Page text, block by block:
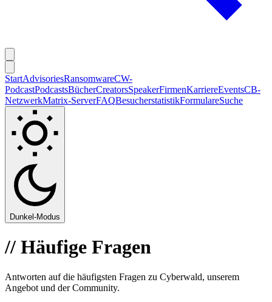
StartAdvisoriesRansomwareCW-
PodcastPodcastsBücherCreatorsSpeakerFirmenKarriereEventsCB-
NetzwerkMatrix-ServerFAQBesucherstatistikFormulareSuche
Dunkel-Modus
// Häufige Fragen
Antworten auf die häufigsten Fragen zu Cyberwald, unserem
Angebot und der Community.